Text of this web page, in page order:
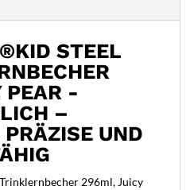
STEEL
PEAR -
–
UND
296ml, Juicy